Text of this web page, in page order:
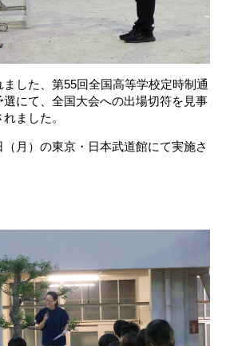
した、第55回全国高等学校定時制通
にて、全国大会への出場切符を見事
ました。
月）の東京・日本武道館にて実施さ